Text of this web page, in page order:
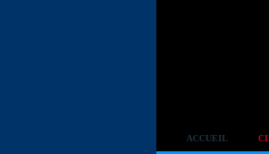
ACCUEIL